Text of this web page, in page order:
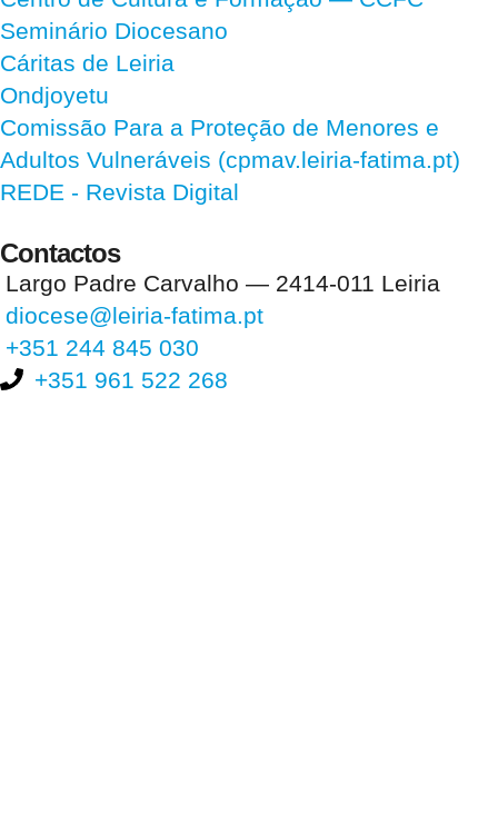
Seminário Diocesano
Cáritas de Leiria
Ondjoyetu
Comissão Para a Proteção de Menores e
Adultos Vulneráveis (cpmav.leiria-fatima.pt)
REDE - Revista Digital
Contactos
Largo Padre Carvalho — 2414-011 Leiria
diocese@leiria-fatima.pt
+351 244 845 030
+351 961 522 268